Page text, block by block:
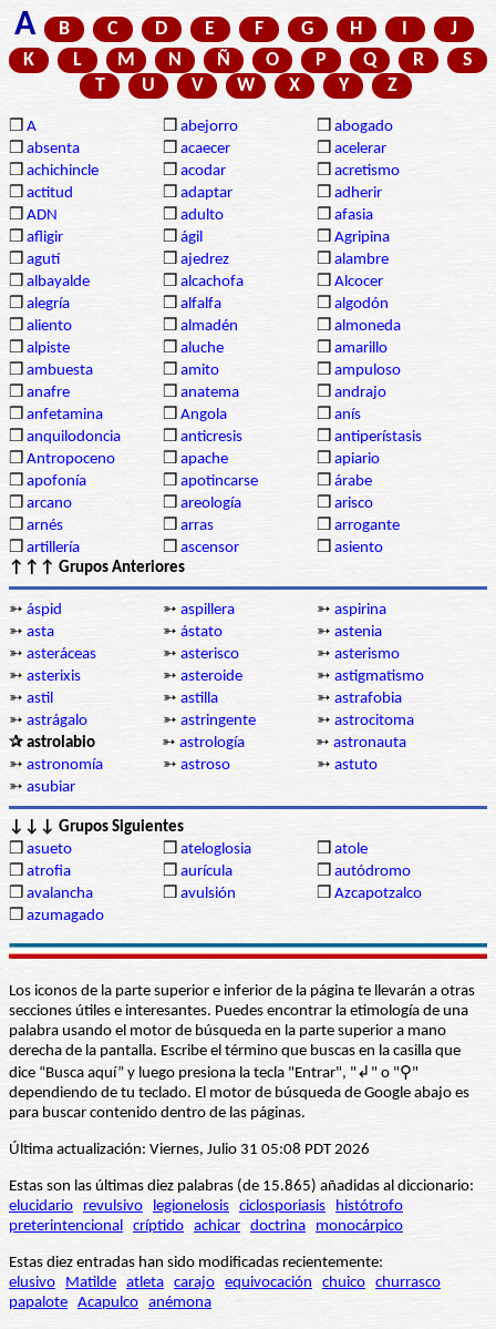
A B C D E F G H
J
K
L M N Ñ O P Q R
S
T
U V W X Y Z
❒ A ❒ abejorro ❒ abogado
❒ absenta ❒ acaecer ❒ acelerar
❒ achichincle ❒ acodar ❒ acretismo
❒ actitud ❒ adaptar ❒ adherir
❒ ADN ❒ adulto ❒ afasia
❒ afligir ❒ ágil ❒ Agripina
❒ agutí ❒ ajedrez ❒ alambre
❒ albayalde ❒ alcachofa ❒ Alcocer
❒ alegría ❒ alfalfa ❒ algodón
❒ aliento ❒ almadén ❒ almoneda
❒ alpiste ❒ aluche ❒ amarillo
❒ ambuesta ❒ amito ❒ ampuloso
❒ anafre ❒ anatema ❒ andrajo
❒ anfetamina ❒ Angola ❒ anís
❒ anquilodoncia ❒ anticresis ❒ antiperístasis
❒ Antropoceno ❒ apache ❒ apiario
❒ apofonía ❒ apotincarse ❒ árabe
❒ arcano ❒ areología ❒ arisco
❒ arnés ❒ arras ❒ arrogante
❒ artillería ❒ ascensor ❒ asiento
↑↑↑ Grupos Anteriores
➳ áspid ➳ aspillera ➳ aspirina
➳ asta ➳ ástato ➳ astenia
➳ asteráceas ➳ asterisco ➳ asterismo
➳ asterixis ➳ asteroide ➳ astigmatismo
➳ astil ➳ astilla ➳ astrafobia
➳ astrágalo ➳ astringente ➳ astrocitoma
✰ astrolabio
➳ astrología ➳ astronauta
➳ astronomía ➳ astroso ➳ astuto
➳ asubiar
↓↓↓ Grupos Siguientes
❒ asueto ❒ ateloglosia ❒ atole
❒ atrofia ❒ aurícula ❒ autódromo
❒ avalancha ❒ avulsión ❒ Azcapotzalco
❒ azumagado
Los iconos de la parte superior e inferior de la página te llevarán a otras
secciones útiles e interesantes. Puedes encontrar la etimología de una
palabra usando el motor de búsqueda en la parte superior a mano
derecha de la pantalla. Escribe el término que buscas en la casilla que
dice “Busca aquí” y luego presiona la tecla "Entrar", "↲" o "⚲"
dependiendo de tu teclado. El motor de búsqueda de Google abajo es
para buscar contenido dentro de las páginas.
Última actualización: Viernes, Julio 31 05:08 PDT 2026
Estas son las últimas diez palabras (de 15.865) añadidas al diccionario:
elucidario
revulsivo legionelosis ciclosporiasis
histótrofo
preterintencional
críptido achicar doctrina monocárpico
Estas diez entradas han sido modificadas recientemente:
elusivo
Matilde atleta carajo equivocación chuico churrasco
papalote Acapulco anémona